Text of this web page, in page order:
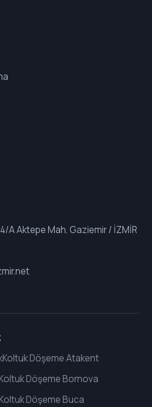
A Aktepe Mah. Gaziemir / İZMİR
Koltuk Döşeme Atakent
Koltuk Döşeme Bornova
Koltuk Döşeme Buca